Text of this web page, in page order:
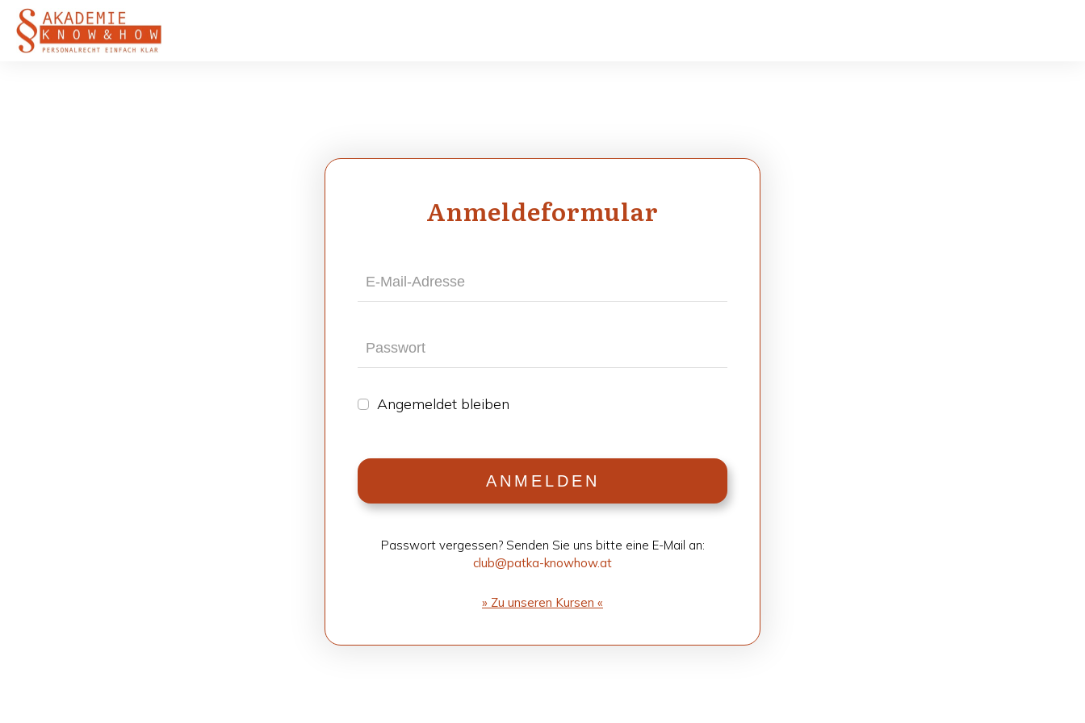
Anmel­de­for­mu­lar
Ange­mel­det blei­ben
ANMEL­DEN
Pass­wort ver­ges­sen? Sen­den Sie uns bitte eine E-Mail an:
club@patka-knowhow.at
» Zu unse­ren Kur­sen «